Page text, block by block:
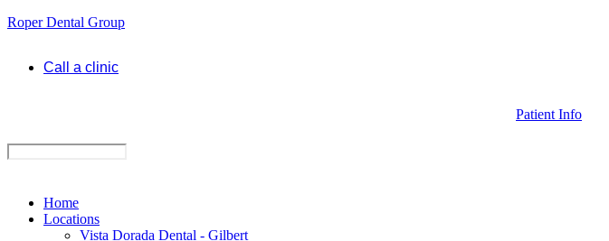
Roper Dental Group
Call a clinic
Patient Info
Home
Locations
Vista Dorada Dental - Gilbert